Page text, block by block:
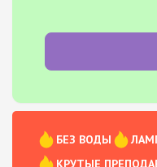
БЕЗ ВОДЫ
КРУТЫЕ